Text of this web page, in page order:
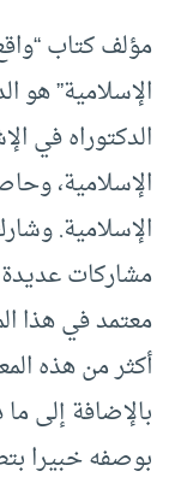
مؤلف كتاب
الإسلامية”
الدكتوراه في
الإسلامية،
الإسلامية.
مشاركات
معتمد في هذا
أكثر من هذه
بالإضافة إلى
بوصفه خبيرا